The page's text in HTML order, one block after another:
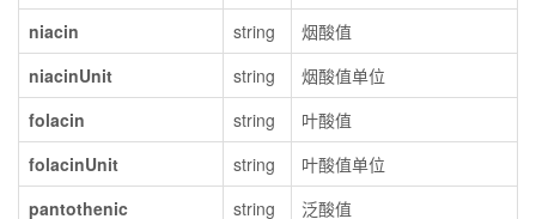
niacin
string
烟酸值
niacinUnit
string
烟酸值单位
folacin
string
叶酸值
folacinUnit
string
叶酸值单位
pantothenic
string 泛酸值